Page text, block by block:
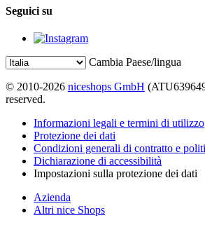
Seguici su
Cambia Paese/lingua
© 2010-2026 niceshops GmbH
reserved.
Informazioni legali e termini di utilizzo
Protezione dei dati
Condizioni generali di contratto e
Dichiarazione di accessibilità
Impostazioni sulla protezione dei dati
Azienda
Altri nice Shops